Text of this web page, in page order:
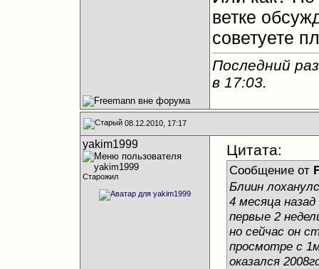
ветке
советуете
Последний
в 17:03.
08.12.2010, 17:17
yakim1999
Старожил
Цитата:
Сообщение от
Блиин
4 месяца
первые 2
но сейчас он
просмотре с
оказался